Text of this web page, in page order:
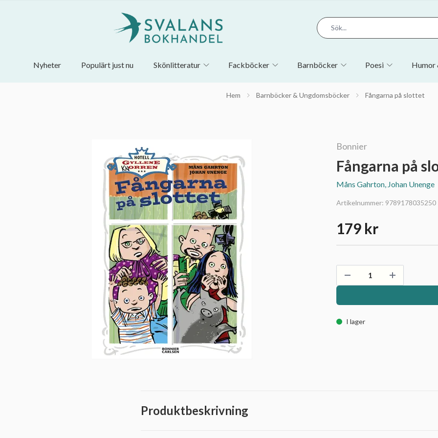
Nyheter Populärt just nu Skönlitteratur Fackböcker Barnböcker Poesi Humor
Hem Barnböcker & Ungdomsböcker Fångarna på slottet
Bonnier
Fångarna på
Måns Gahrton, Johan Unenge
Artikelnummer: 9789178035250
179 kr
I lager
Produktbeskrivning